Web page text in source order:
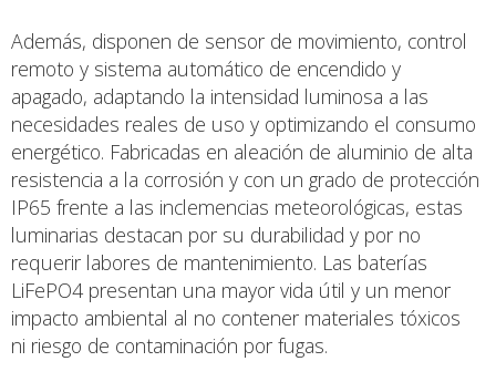
Además, disponen de sensor de movimiento, control
remoto y sistema automático de encendido y
apagado, adaptando la intensidad luminosa a las
necesidades reales de uso y optimizando el consumo
energético. Fabricadas en aleación de aluminio de alta
resistencia a la corrosión y con un grado de protección
IP65 frente a las inclemencias meteorológicas, estas
luminarias destacan por su durabilidad y por no
requerir labores de mantenimiento. Las baterías
LiFePO4 presentan una mayor vida útil y un menor
impacto ambiental al no contener materiales tóxicos
ni riesgo de contaminación por fugas.